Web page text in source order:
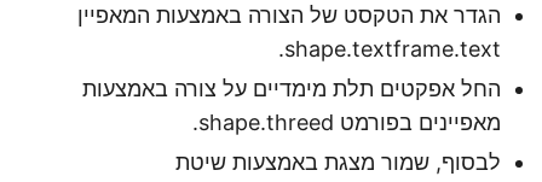
הגדר את הטקסט של הצורה באמצעות המאפיין
shape.textframe.text.
החל אפקטים תלת מימדיים על צורה באמצעות
מאפיינים בפורמט shape.threed.
לבסוף, שמור מצגת באמצעות שיטת